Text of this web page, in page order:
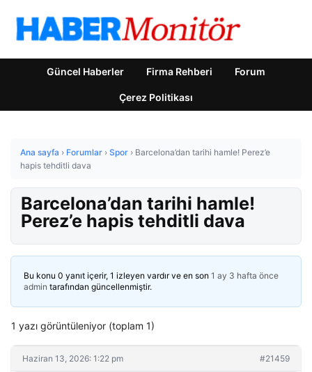
Güncel Haberler Firma Rehberi Forum
Çerez Politikası
Ana sayfa › Forumlar › Spor › Barcelona’dan tarihi hamle! Perez’e
hapis tehditli dava
Barcelona’dan tarihi hamle!
Perez’e hapis tehditli dava
Bu konu 0 yanıt içerir, 1 izleyen vardır ve en son 1 ay 3 hafta önce
admin tarafından güncellenmiştir.
1 yazı görüntüleniyor (toplam 1)
Haziran 13, 2026: 1:22 pm #21459